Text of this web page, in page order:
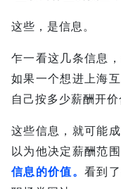
这些，是信息。
乍一看这几条信息
如果一个想进上海
自己按多少薪酬开价
这些信息，就可能成
以为他决定薪酬范
信息的价值。看到